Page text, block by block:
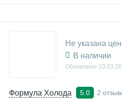
Формула Холода 5.0
2
Не указана
В наличии
Обновлено